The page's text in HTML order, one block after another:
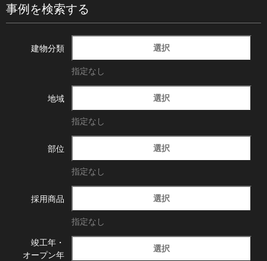
事例を検索する
建物分類 選択
指定なし
地域 選択
指定なし
部位 選択
指定なし
採用商品 選択
指定なし
竣工年・
オープン年
選択